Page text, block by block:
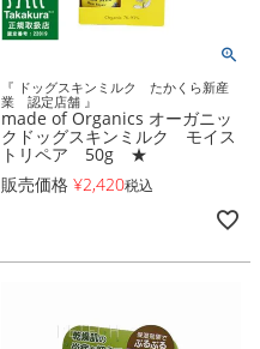
『 ドッグスキンミルク たかくら新産
業 認定店舗 』
made of Organics オーガニッ
クドッグスキンミルク モイス
トリペア 50g ★
販売価格 ¥2,420税込